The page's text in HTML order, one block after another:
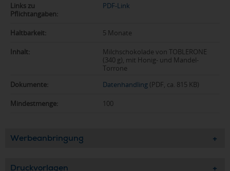
Links zu
Pflichtangaben:
PDF-Link
Haltbarkeit: 5 Monate
Inhalt:
Milchschokolade von TOBLERONE
(340 g), mit Honig- und Mandel-
Torrone
Dokumente:
Datenhandling(PDF, ca. 815 KB)
Mindestmenge: 100
Werbeanbringung
Druckvorlagen